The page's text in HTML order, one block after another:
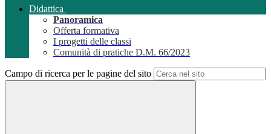
Didattica
Panoramica
Offerta formativa
I progetti delle classi
Comunità di pratiche D.M. 66/2023
Campo di ricerca per le pagine del sito